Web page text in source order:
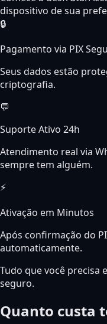
dispositivo de sua
🔒
Pagamento via PIX
Seus dados estão
criptografia.
💬
Suporte Ativo 24h
Atendimento real via
sempre tem alguém.
⚡
Ativação em Minutos
Após confirmação do
automaticamente.
Tudo que você precisa
seguro.
Quanto custa